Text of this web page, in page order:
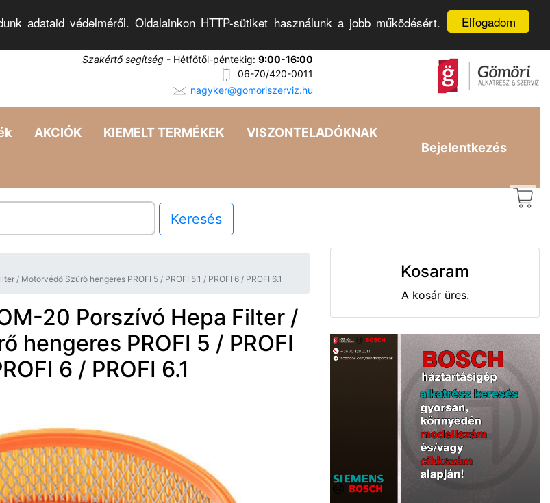
Elfogadom
adataid védelméről. Oldalainkon HTTP-sütiket használunk a jobb működésért.
Szakértő segítség - Hétfőtől-péntekig: 9:00-16:00
06-70/420-0011
nagyker@gomoriszerviz.hu
AKCIÓK KIEMELT TERMÉKEK VISZONTELADÓKNAK
Bejelentkezés
Keresés
/ Motorvédő Szűrő hengeres PROFI 5 / PROFI 5.1 / PROFI 6 / PROFI 6.1
OM-20 Porszívó Hepa Filter /
hengeres PROFI 5 / PROFI
6 / PROFI 6.1
Kosaram
A kosár üres.